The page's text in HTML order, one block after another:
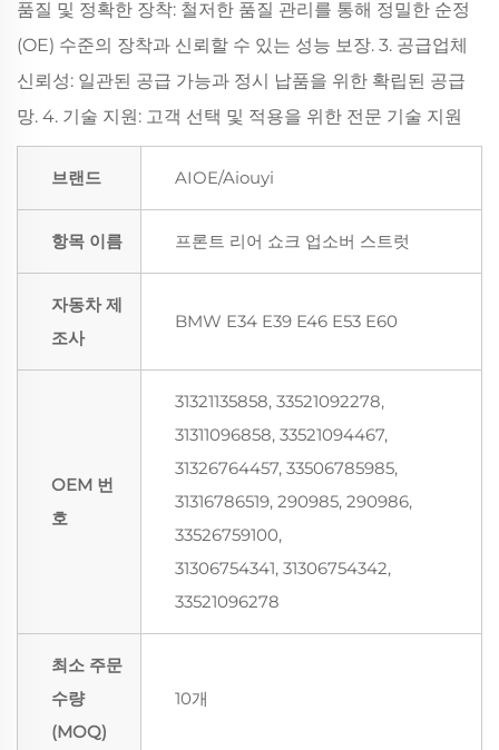
품질 및 정확한 장착: 철저한 품질 관리를 통해 정밀한 순정
(OE) 수준의 장착과 신뢰할 수 있는 성능 보장. 3. 공급업체
신뢰성: 일관된 공급 가능과 정시 납품을 위한 확립된 공급
망. 4. 기술 지원: 고객 선택 및 적용을 위한 전문 기술 지원
브랜드 AIOE/Aiouyi
항목 이름 프론트 리어 쇼크 업소버 스트럿
자동차 제
조사
BMW E34 E39 E46 E53 E60
OEM 번
호
31321135858, 33521092278,
31311096858, 33521094467,
31326764457, 33506785985,
31316786519, 290985, 290986,
33526759100,
31306754341, 31306754342,
33521096278
최소 주문
수량
(MOQ)
10개